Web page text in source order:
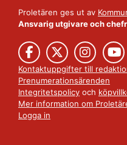
Proletären ges ut av
Ansvarig utgivare och
Kontaktuppgifter till
Prenumerationsärenden
Integritetspolicy och
Mer information om
Logga in